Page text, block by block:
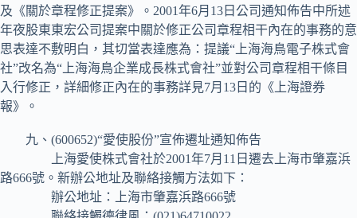
及《關於章程修正提案》。2001年6月13日公司通知佈告中所述
年夜股東東宏公司提案中關於修正公司章程相干內在的事務的意
思表達不敷明白，其切當表達應為：提議“上海海鳥電子株式會
社”改名為“上海海鳥企業成長株式會社”並對公司章程相干條目
入行修正，詳細修正內在的事務詳見7月13日的《上海證券
報》。
九、(600652)“愛使股份”宣佈遷址通知佈告
上海愛使株式會社於2001年7月11日遷去上海市肇嘉浜
路666號。新辦公地址及聯絡接觸方法如下：
辦公地址：上海市肇嘉浜路666號